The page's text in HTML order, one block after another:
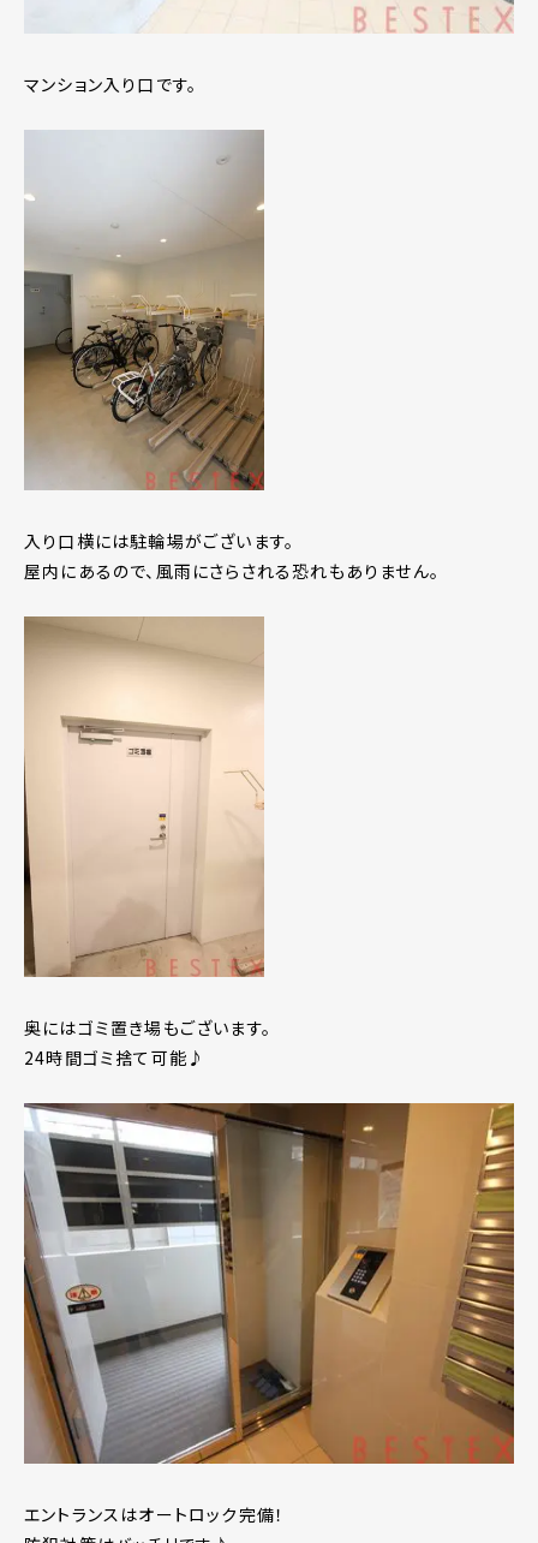
マンション入り口です。
入り口横には駐輪場がございます。
屋内にあるので、風雨にさらされる恐れもありません。
奥にはゴミ置き場もございます。
24時間ゴミ捨て可能♪
エントランスはオートロック完備！